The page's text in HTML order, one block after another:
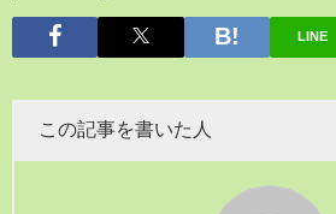
LINE
この記事を書いた人